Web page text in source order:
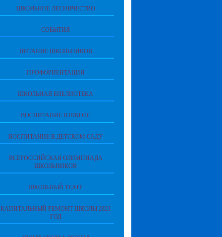
ШКОЛЬНОЕ ЛЕСНИЧЕСТВО
СОБЫТИЯ
ПИТАНИЕ ШКОЛЬНИКОВ
ПРОФОРИЕНТАЦИЯ
ШКОЛЬНАЯ БИБЛИОТЕКА
ВОСПИТАНИЕ В ШКОЛЕ
ВОСПИТАНИЕ В ДЕТСКОМ САДУ
ВСЕРОССИЙСКАЯ ОЛИМПИАДА
ШКОЛЬНИКОВ
ШКОЛЬНЫЙ ТЕАТР
КАПИТАЛЬНЫЙ РЕМОНТ ШКОЛЫ 2023
ГОД